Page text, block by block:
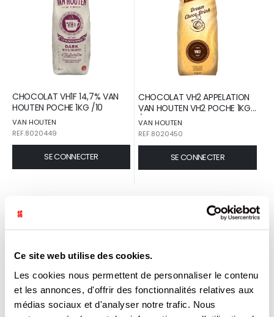
Ce site web utilise des cookies.
Les cookies nous permettent de personnaliser le contenu
et les annonces, d'offrir des fonctionnalités relatives aux
médias sociaux et d'analyser notre trafic. Nous
CHOCOLAT VH1F 14,7% VAN
HOUTEN POCHE 1KG /10
VAN HOUTEN
REF.8020449
SE CONNECTER
CHOCOLAT VH2 APPELATION
VAN HOUTEN VH2 POCHE 1KG
/10
VAN HOUTEN
REF.8020450
SE CONNECTER